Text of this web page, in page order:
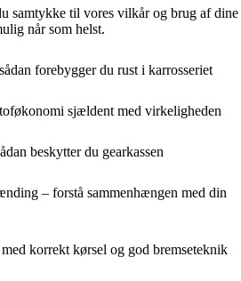
samtykke til vores vilkår og brug af dine
når som helst.
forebygger du rust i karrosseriet
sjældent med virkeligheden
beskytter du gearkassen
– forstå sammenhængen med din
korrekt kørsel og god bremseteknik